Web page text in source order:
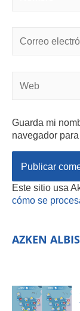
Guarda mi
navegador
Este sitio usa
cómo se
AZKEN